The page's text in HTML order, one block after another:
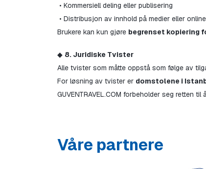
• Kommersiell deling eller publisering
• Distribusjon av innhold på medier eller
Brukere kan kun gjøre begrenset kopiering
◆ 8. Juridiske Tvister
Alle tvister som måtte oppstå som følge av
For løsning av tvister er domstolene i
GUVENTRAVEL.COM forbeholder seg retten
Våre partnere